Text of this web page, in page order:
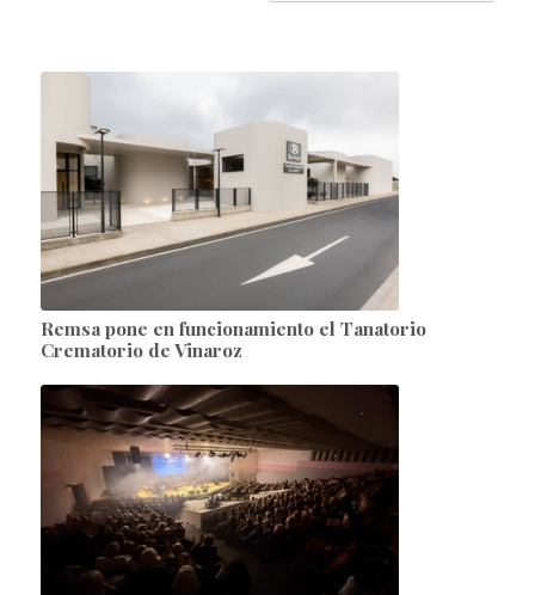
Remsa pone en funcionamiento el Tanatorio
Crematorio de Vinaroz